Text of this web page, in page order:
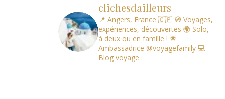
clichesdailleurs
📍 Angers, France 🇨🇵 🧭 Voyages,
expériences, découvertes 🌍 Solo,
à deux ou en famille ! 🌟
Ambassadrice @voyagefamily 💻
Blog voyage :